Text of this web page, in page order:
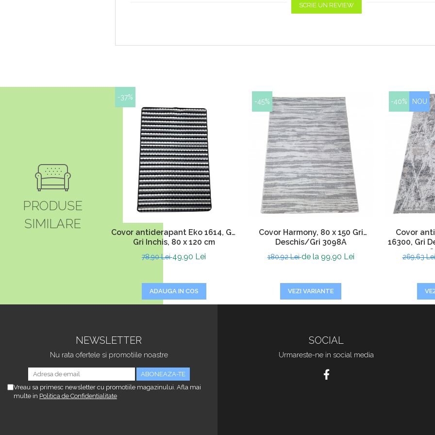
SCRIE UN REVIEW
PRODUSE
SIMILARE
-37%
Covor antiderapant Eko 1614, Gri
Gri Inchis, 80 x 120 cm
78,90 Lei49,90 Lei
ADAUGA IN COS
-45%
Covor Harmony, 80 x 150 Gri
Deschis/Gri 3098A
180,92 Leide la 99,90 Lei
VEZI VARIANTE
-40% NOU
Covor
16300, Gri
cm,
269,63
NEWSLETTER
Nu rata ofertele si promotiile noastre
Vreau sa primesc newsletter cu promotiile magazinului. Afla mai
multe in Politica de Confidentialitate
SOCIAL
Urmareste-ne in social media